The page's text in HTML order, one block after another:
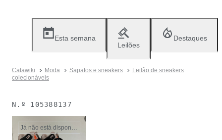
Esta semana
Leilões
Destaques
Catawiki Moda Sapatos e sneakers
Leilão de sneakers
colecionáveis
N.º 105388137
Já não está disponível